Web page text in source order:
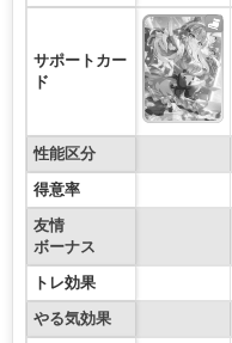
サポートカー
ド
性能区分
得意率
友情
ボーナス
トレ効果
やる気効果